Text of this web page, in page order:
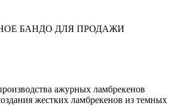
ажурных ламбрекенов
жестких ламбрекенов из темных